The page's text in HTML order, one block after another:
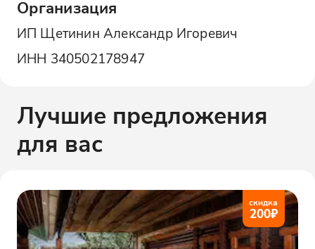
Организация
ИП Щетинин Александр Игоревич
ИНН 340502178947
Лучшие предложения
для вас
скидка
200₽